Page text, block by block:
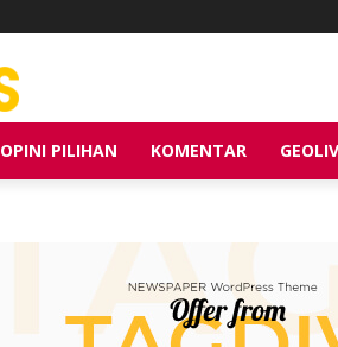
OPINI PILIHAN KOMENTAR